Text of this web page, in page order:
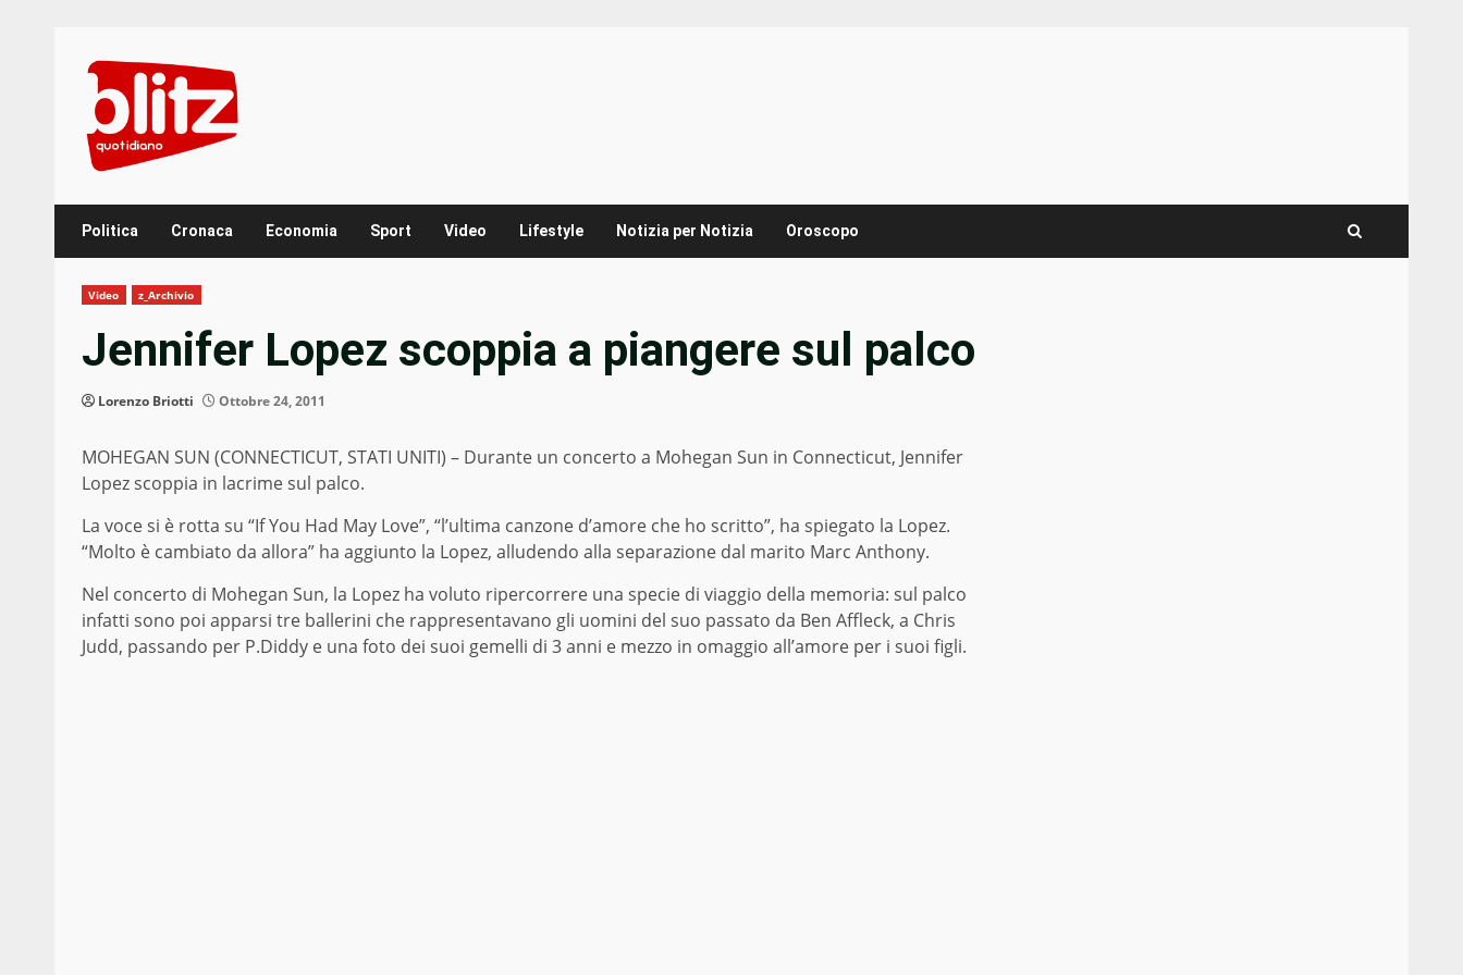
content
Politica Cronaca Economia Sport Video Lifestyle Notizia per Notizia Oroscopo
Video z_Archivio
Jennifer Lopez scoppia a piangere sul palco
Lorenzo Briotti Ottobre 24, 2011
MOHEGAN SUN (CONNECTICUT, STATI UNITI) – Durante un concerto a Mohegan Sun in Connecticut, Jennifer
Lopez scoppia in lacrime sul palco.
La voce si è rotta su “If You Had May Love”, “l’ultima canzone d’amore che ho scritto”, ha spiegato la Lopez.
“Molto è cambiato da allora” ha aggiunto la Lopez, alludendo alla separazione dal marito Marc Anthony.
Nel concerto di Mohegan Sun, la Lopez ha voluto ripercorrere una specie di viaggio della memoria: sul palco
infatti sono poi apparsi tre ballerini che rappresentavano gli uomini del suo passato da Ben Affleck, a Chris
Judd, passando per P.Diddy e una foto dei suoi gemelli di 3 anni e mezzo in omaggio all’amore per i suoi figli.